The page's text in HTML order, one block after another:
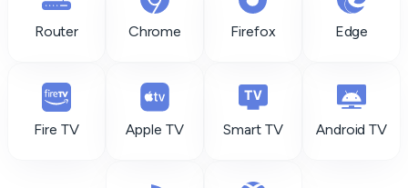
Router Chrome Firefox Edge
Fire TV Apple TV Smart TV Android TV